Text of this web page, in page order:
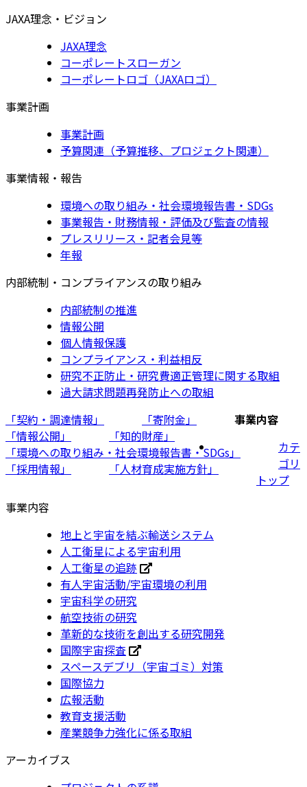
JAXA理念・ビジョン
JAXA理念
コーポレートスローガン
コーポレートロゴ（JAXAロゴ）
事業計画
事業計画
予算関連（予算推移、プロジェクト関連）
事業情報・報告
環境への取り組み・社会環境報告書・SDGs
事業報告・財務情報・評価及び監査の情報
プレスリリース・記者会見等
年報
内部統制・コンプライアンスの取り組み
内部統制の推進
情報公開
個人情報保護
コンプライアンス・利益相反
研究不正防止・研究費適正管理に関する取組
過大請求問題再発防止への取組
「契約・調達情報」
「寄附金」
「情報公開」
「知的財産」
「環境への取り組み・社会環境報告書・SDGs」
「採用情報」
「人材育成実施方針」
事業内容
カテ
ゴリ
トップ
事業内容
地上と宇宙を結ぶ輸送システム
人工衛星による宇宙利用
人工衛星の追跡
有人宇宙活動/宇宙環境の利用
宇宙科学の研究
航空技術の研究
革新的な技術を創出する研究開発
国際宇宙探査
スペースデブリ（宇宙ゴミ）対策
国際協力
広報活動
教育支援活動
産業競争力強化に係る取組
アーカイブス